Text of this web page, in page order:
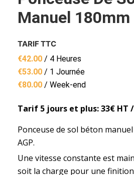
Manuel 180mm
TARIF TTC
€42.00 / 4 Heures
€53.00 / 1 Journée
€80.00 / Week-end
Tarif 5 jours et plus: 33€ HT
Ponceuse de sol béton
AGP.
Une vitesse constante est
soit la charge pour une